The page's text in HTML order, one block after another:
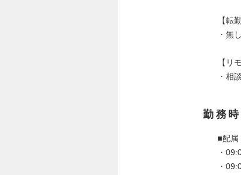
【転
・無し
【リ
・相
勤務
■配属
・
・